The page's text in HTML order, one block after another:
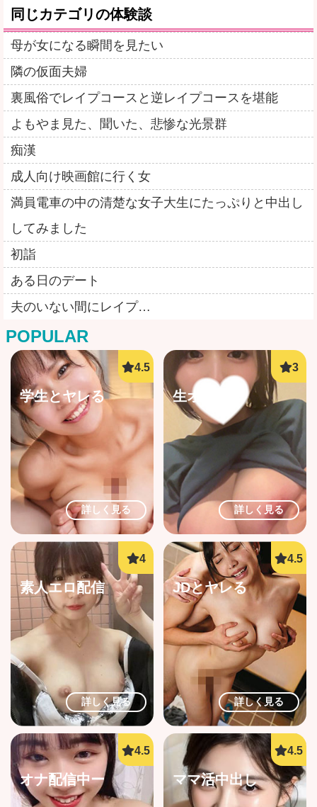
同じカテゴリの体験談
母が女になる瞬間を見たい
隣の仮面夫婦
裏風俗でレイプコースと逆レイプコースを堪能
よもやま見た、聞いた、悲惨な光景群
痴漢
成人向け映画館に行く女
満員電車の中の清楚な女子大生にたっぷりと中出し
してみました
初詣
ある日のデート
夫のいない間にレイプ…
POPULAR
詳しく見る
学生とヤレる
詳しく見る
生オナ配信
詳しく見る
素人エロ配信
詳しく見る
JDとヤレる
オナ配信中ー ママ活中出し